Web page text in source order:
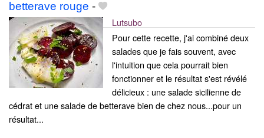
betterave rouge -
Lutsubo
Pour cette recette, j'ai combiné deux
salades que je fais souvent, avec
l'intuition que cela pourrait bien
fonctionner et le résultat s'est révélé
délicieux : une salade sicilienne de
cédrat et une salade de betterave bien de chez nous...pour un
résultat...